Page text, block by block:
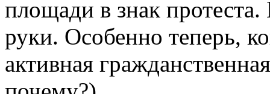
площади в знак
руки. Особенно теперь,
активная